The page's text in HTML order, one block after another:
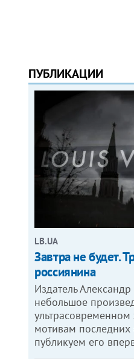
ПУБЛИКАЦИИ
LB.UA
Завтра не будет.
россиянина
Издатель
небольшое
мотивам
публикуем его